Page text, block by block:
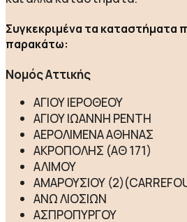
Συγκεκριμένα τα καταστήματα
παρακάτω:
Νομός Αττικής
ΑΓΙΟΥ ΙΕΡΟΘΕΟΥ
ΑΓΙΟΥ ΙΩΑΝΝΗ ΡΕΝΤΗ
ΑΕΡΟΛΙΜΕΝΑ ΑΘΗΝΑΣ
ΑΚΡΟΠΟΛΗΣ (ΑΘ 171)
ΑΛΙΜΟΥ
ΑΜΑΡΟΥΣΙΟΥ
ΑΝΩ ΛΙΟΣΙΩΝ
ΑΣΠΡΟΠΥΡΓΟΥ